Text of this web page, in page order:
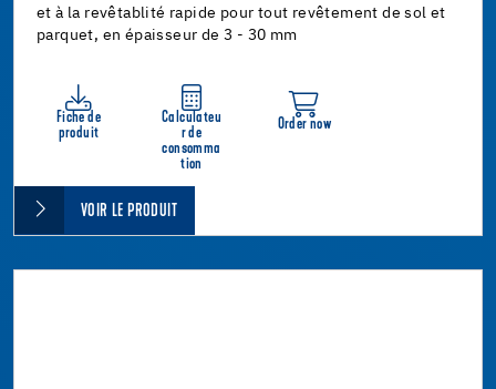
et à la revêtablité rapide pour tout revêtement de sol et
parquet, en épaisseur de 3 - 30 mm
Fiche de
produit
Calculateu
r de
consomma
tion
Order now
VOIR LE PRODUIT